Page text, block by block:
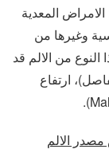
المعدية
وغيرها من
من الالم قد
ارتفاع
الالم